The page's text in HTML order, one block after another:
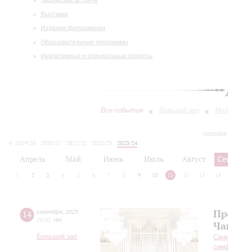
Выставки
Издания филармонии
Образовательные программы
Инклюзивные и специальные проекты
Все события Большой зал
2019/20
2020/21 2021/22 2022/23
2023/24
Апрель Май Июнь Июль Август
2 3 4 5 6 7 8 9 10 11 12 13 14
14 сентября 2023
20:00 Чт
Большой зал